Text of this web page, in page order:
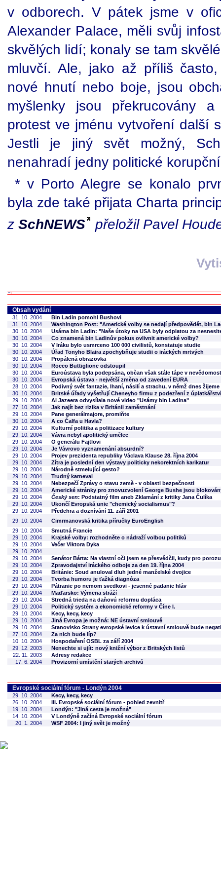
v odborech. V pátek jsme v
Alexander Palace, měli svůj
skvělých lidí; konaly se tam
mluvčí. Ale, jako až příliš
nové hnutí nebo boje, jsou
myšlenky jsou překrucovány
protest ve jménu vytvoření další
Jestli je jiný svět možný,
nenahradí jedny politické
* v Porto Alegre se konalo
byla zde také přijata Charta
z SchNEWS přeložil Pavel
Obsah vydání
31. 10. 2004
Bin Ladin pomohl Bushovi
31. 10. 2004
Washington Post: "Americké volby se nedají předpovědět, bin
30. 10. 2004
Usáma bin Ladin: "Naše útoky na USA byly odplatou za
30. 10. 2004
Co znamená bin Ladinův pokus ovlivnit americké volby?
30. 10. 2004
V Iráku bylo usmrceno 100 000 civilistů, konstatuje studie
30. 10. 2004
Úřad Tonyho Blaira zpochybňuje studii o iráckých mrtvých
30. 10. 2004
Propálená obrazovka
30. 10. 2004
Rocco Buttiglione odstoupil
30. 10. 2004
Euroústava byla podepsána, občan však stále tápe v
30. 10. 2004
Evropská ústava - největší změna od zavedení EURA
28. 10. 2004
Podivný svět fantazie, lhaní, násilí a strachu, v němž dnes žijeme
30. 10. 2004
Britské úřady vyšetřují Cheneyho firmu z podezření z úplatkářství
29. 10. 2004
Al Jazeera odvysílala nové video "Usámy bin Ladina"
27. 10. 2004
Jak najít bez rizika v Británii zaměstnání
29. 10. 2004
Pane generálmajore, promiňte
30. 10. 2004
A co Čalfa u Havla?
29. 10. 2004
Kulturní politika a politizace kultury
29. 10. 2004
Vávra nebyl apolitický umělec
29. 10. 2004
O generálu Fajtlovi
29. 10. 2004
Je Vávrovo vyznamenání absurdní?
29. 10. 2004
Projev prezidenta republiky Václava Klause 28. října 2004
29. 10. 2004
Zítra je poslední den výstavy politicky nekorektních karikatur
29. 10. 2004
Národně stmelující gesto?
29. 10. 2004
Trudný karneval
29. 10. 2004
Nebezpečí Zprávy o stavu země - v oblasti bezpečnosti
29. 10. 2004
Americké stránky pro znovuzvolení George Bushe jsou
29. 10. 2004
Český sen: Podstatný film aneb Zklamání z kritiky Jana Čulíka
29. 10. 2004
Ukončí Evropská unie "chemický socialismus"?
29. 10. 2004
Předehra a doznívání 11. září 2001
29. 10. 2004
Cimrmanovská kritika příručky EuroEnglish
29. 10. 2004
Smutná Francie
29. 10. 2004
Krajské volby: rozhodněte o nádraží volbou politiků
29. 10. 2004
Večer Viktora Dyka
29. 10. 2004
29. 10. 2004
Senátor Bárta: Na vlastní oči jsem se přesvědčil, kudy pro
29. 10. 2004
Zpravodajství iráckého odboje za den 19. října 2004
29. 10. 2004
Británie: Soud anuloval dluh jedné manželské dvojice
29. 10. 2004
Tvorba humoru je ťažká diagnóza
29. 10. 2004
Pátranie po nemom svedkovi - jesenné padanie hláv
29. 10. 2004
Maďarsko: Výmena stráží
29. 10. 2004
Stredná trieda na daňovú reformu dopláca
29. 10. 2004
Politický systém a ekonomické reformy v Číne I.
29. 10. 2004
Kecy, kecy, kecy
29. 10. 2004
Jiná Evropa je možná: NE ústavní smlouvě
29. 10. 2004
Stanovisko Strany evropské levice k ústavní smlouvě bude
27. 10. 2004
Za nich bude líp?
10. 10. 2004
Hospodaření OSBL za září 2004
29. 12. 2003
Nenechte si ujít: nový knižní výbor z Britských listů
22. 11. 2003
Adresy redakce
17. 6. 2004
Provizorní umístění starých archivů
Evropské sociální fórum - Londýn 2004
29. 10. 2004
Kecy, kecy, kecy
26. 10. 2004
III. Evropské sociální fórum - pohled zevnitř
19. 10. 2004
Londýn: "Jiná cesta je možná"
14. 10. 2004
V Londýně začíná Evropské sociální fórum
20. 1. 2004
WSF 2004: I jiný svět je možný